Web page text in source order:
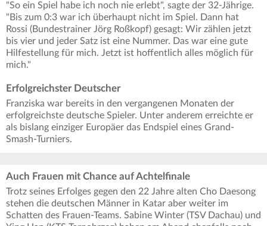
"So ein Spiel habe ich noch nie erlebt", sagte der 32-Jährige.
"Bis zum 0:3 war ich überhaupt nicht im Spiel. Dann hat
Rossi (Bundestrainer Jörg Roßkopf) gesagt: Wir zählen jetzt
bis vier und jeder Satz ist eine Nummer. Das war eine gute
Hilfestellung für mich. Jetzt ist hoffentlich alles möglich für
mich."
Erfolgreichster Deutscher
Franziska war bereits in den vergangenen Monaten der
erfolgreichste deutsche Spieler. Unter anderem erreichte er
als bislang einziger Europäer das Endspiel eines Grand-
Smash-Turniers.
Auch Frauen mit Chance auf Achtelfinale
Trotz seines Erfolges gegen den 22 Jahre alten Cho Daesong
stehen die deutschen Männer in Katar aber weiter im
Schatten des Frauen-Teams. Sabine Winter (TSV Dachau) und